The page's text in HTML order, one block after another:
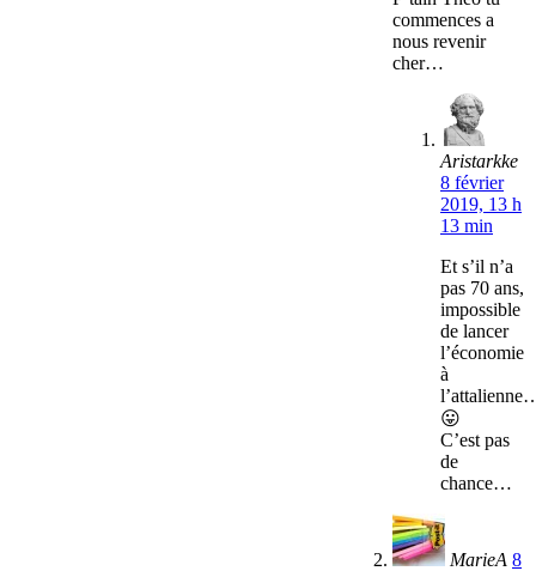
commences a
nous revenir
cher…
Aristarkke
8 février
2019, 13 h
13 min
Et s’il n’a
pas 70 ans,
impossible
de lancer
l’économie
à
😛
C’est pas
de
chance…
MarieA 8